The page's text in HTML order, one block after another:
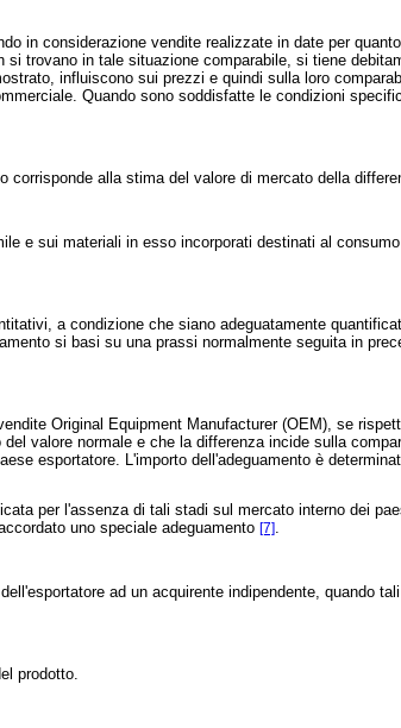
in considerazione vendite realizzate in date per
trovano in tale situazione comparabile, si tiene
influiscono sui prezzi e quindi sulla loro
Quando sono soddisfatte le condizioni
alla stima del valore di mercato della
e sui materiali in esso incorporati destinati al
a condizione che siano adeguatamente
si basi su una prassi normalmente seguita in
Original Equipment Manufacturer (OEM), se
valore normale e che la differenza incide sulla
esportatore. L'importo dell'adeguamento è
per l'assenza di tali stadi sul mercato interno dei
uno speciale adeguamento [7].
ad un acquirente indipendente, quando
prodotto.